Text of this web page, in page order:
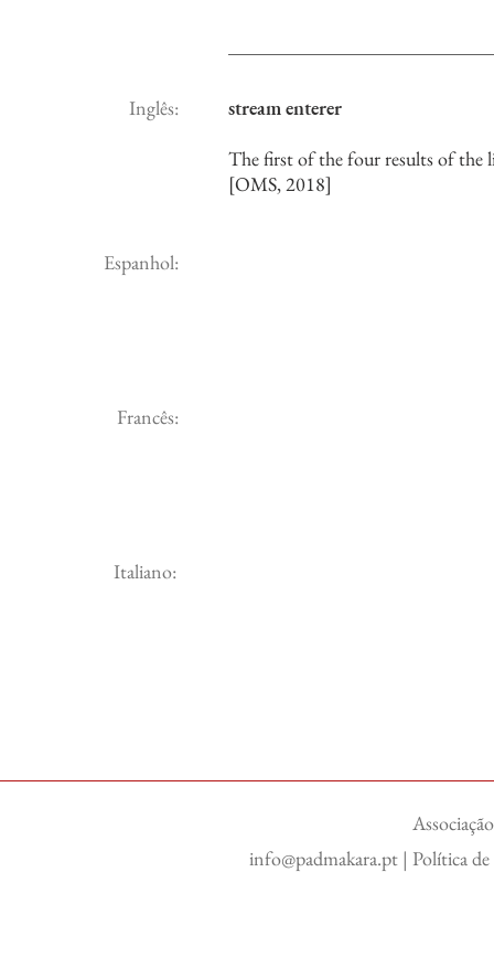
Inglês:
stream enterer
The first of the four results of the
[OMS, 2018]
Espanhol:
Francês:
Italiano:
info@padmakara.pt | Política